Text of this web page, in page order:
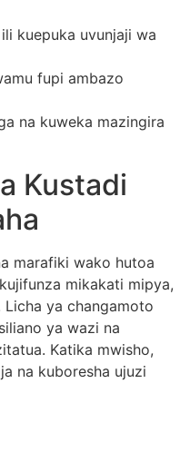
kuepuka uvunjaji wa
fupi ambazo
na kuweka mazingira
Kustadi
marafiki wako hutoa
mikakati mipya,
ya changamoto
ya wazi na
Katika mwisho,
na kuboresha ujuzi